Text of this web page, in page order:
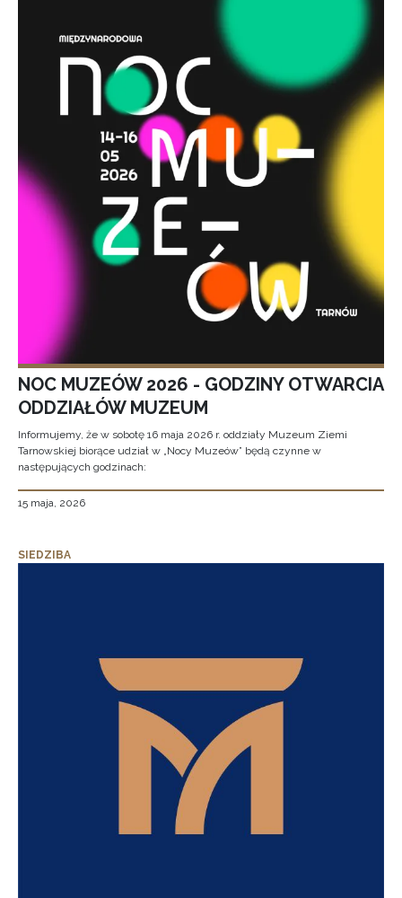
NOC MUZEÓW 2026 - GODZINY OTWARCIA
ODDZIAŁÓW MUZEUM
Informujemy, że w sobotę 16 maja 2026 r. oddziały Muzeum Ziemi
Tarnowskiej biorące udział w „Nocy Muzeów” będą czynne w
następujących godzinach:
15 maja, 2026
SIEDZIBA